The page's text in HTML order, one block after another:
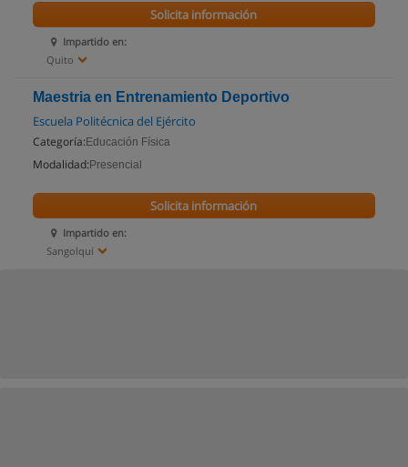
Impartido en:
Quito
Solicita información
Maestria en Entrenamiento Deportivo
Escuela Politécnica del Ejército
Categoría: Educación Física
Modalidad: Presencial
Impartido en:
Sangolquí
Solicita información